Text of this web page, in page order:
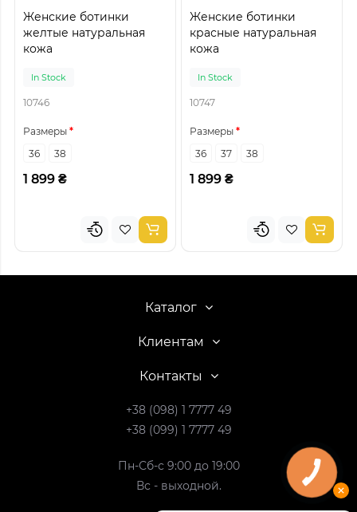
Женские ботинки
желтые натуральная
кожа
In Stock
10746
Размеры
36
38
1 899 ₴
Женские ботинки
красные натуральная
кожа
In Stock
10747
Размеры
36
37 38
1 899 ₴
Каталог
Клиентам
Контакты
+38 (098) 1 7777 49
+38 (099) 1 7777 49
Пн-Сб-с 9:00 до 19:00
Вс - выходной.